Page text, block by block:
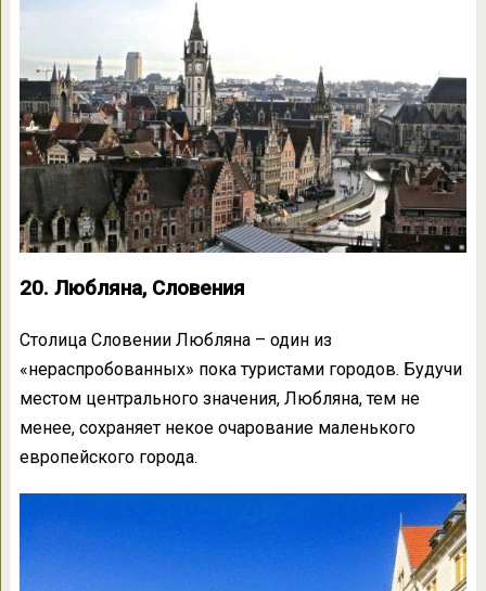
20. Любляна, Словения
Столица Словении Любляна – один из
«нераспробованных» пока туристами городов. Будучи
местом центрального значения, Любляна, тем не
менее, сохраняет некое очарование маленького
европейского города.